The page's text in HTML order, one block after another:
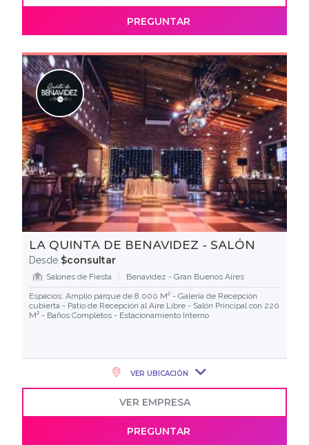
PREGUNTAR
LA QUINTA DE BENAVIDEZ - SALÓN
Desde $consultar
Salones de Fiesta
Benavidez - Gran Buenos Aires
Espacios: Amplio parque de 8.000 M² - Galería de Recepción
cubierta - Patio de Recepción al Aire Libre - Salón Principal con 220
M² - Baños Completos - Estacionamiento Interno
VER UBICACIÓN
VER EMPRESA
PREGUNTAR